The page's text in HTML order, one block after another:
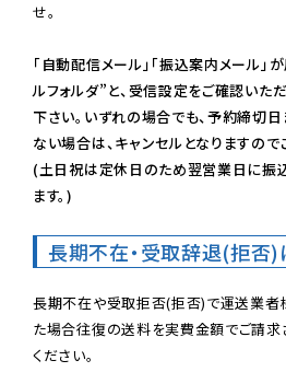
せ。
「自動配信メール」「振込案内メール」
ルフォルダ”と、受信設定をご確認いた
下さい。いずれの場合でも、予約締切
ない場合は、キャンセルとなりますので
(土日祝は定休日のため翌営業日に振
ます。)
長期不在・受取辞退(拒否)
長期不在や受取拒否(拒否)で運送業者
た場合往復の送料を実費金額でご請求
ください。